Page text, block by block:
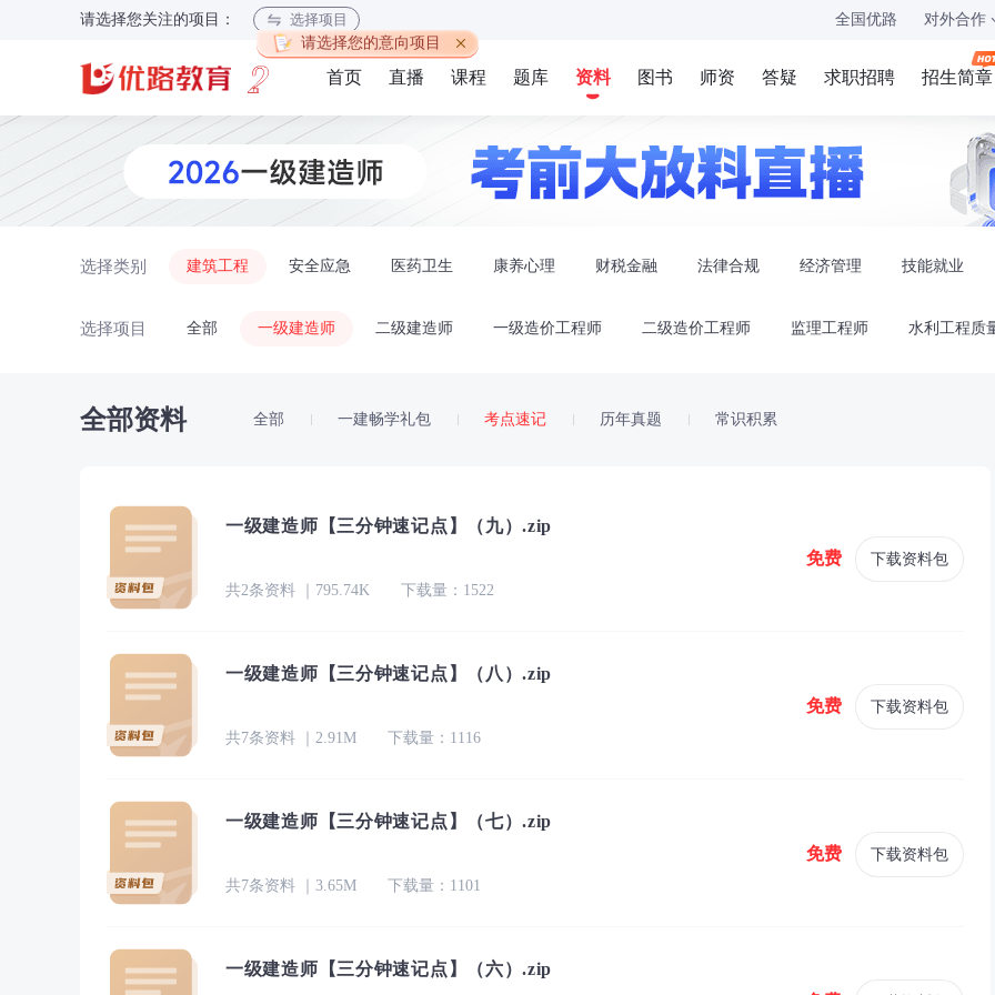
请选择您关注的项目：
选择项目
请选择您的意向项目
全国优路 对外合作
首页 直播 课程 题库 资料 图书 师资 答疑 求职招聘 招生简章
选择类别 建筑工程 安全应急 医药卫生 康养心理 财税金融 法律合规 经济管理 技能就业
选择项目 全部 一级建造师 二级建造师 一级造价工程师 二级造价工程师 监理工程师 水利工程质
全部资料 全部 一建畅学礼包 考点速记 历年真题 常识积累
一级建造师【三分钟速记点】（九）.zip
共2条资料 ｜795.74K 下载量：1522
免费 下载资料包
一级建造师【三分钟速记点】（八）.zip
共7条资料 ｜2.91M 下载量：1116
免费 下载资料包
一级建造师【三分钟速记点】（七）.zip
共7条资料 ｜3.65M 下载量：1101
免费 下载资料包
一级建造师【三分钟速记点】（六）.zip